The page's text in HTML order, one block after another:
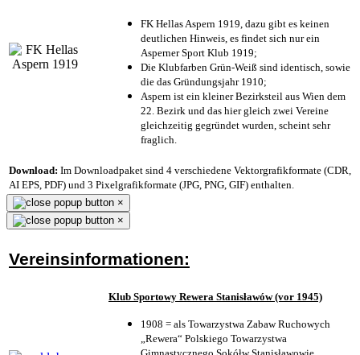
FK Hellas Aspern 1919, dazu gibt es keinen
deutlichen Hinweis, es findet sich nur ein
Asperner Sport Klub 1919;
Die Klubfarben Grün-Weiß sind identisch, sowie
die das Gründungsjahr 1910;
Aspern ist ein kleiner Bezirksteil aus Wien dem
22. Bezirk und das hier gleich zwei Vereine
gleichzeitig gegründet wurden, scheint sehr
fraglich.
Download: Im Downloadpaket sind 4 verschiedene Vektorgrafikformate (CDR,
AI EPS, PDF) und 3 Pixelgrafikformate (JPG, PNG, GIF) enthalten.
×
×
Vereinsinformationen:
Klub Sportowy Rewera Stanisławów (vor 1945)
1908 = als Towarzystwa Zabaw Ruchowych
„Rewera“ Polskiego Towarzystwa